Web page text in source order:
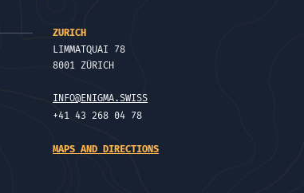
ZURICH
LIMMATQUAI 78
8001 ZÜRICH
INFO@ENIGMA.SWISS
+41 43 268 04 78
MAPS AND DIRECTIONS